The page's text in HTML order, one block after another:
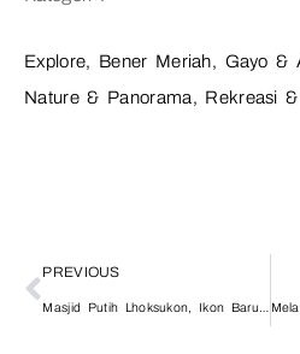
Explore, Bener Meriah, Gayo &
Nature & Panorama, Rekreasi
PREVIOUS